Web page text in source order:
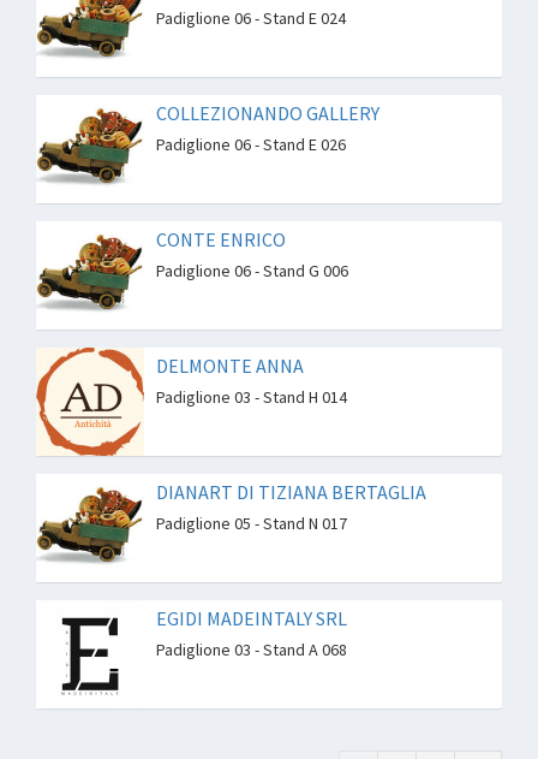
Padiglione 06 - Stand E 024
COLLEZIONANDO GALLERY
Padiglione 06 - Stand E 026
CONTE ENRICO
Padiglione 06 - Stand G 006
DELMONTE ANNA
Padiglione 03 - Stand H 014
DIANART DI TIZIANA BERTAGLIA
Padiglione 05 - Stand N 017
EGIDI MADEINTALY SRL
Padiglione 03 - Stand A 068